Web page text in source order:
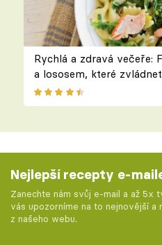
Rychlá a zdravá večeře:
a lososem, které
Nejlepší recepty e-
Zanechte nám svůj e-mail a až 5x
vás upozorníme na to nejnovější a
z našeho webu.